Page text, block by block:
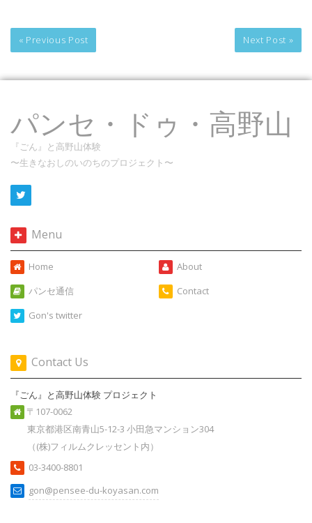
« Previous Post Next Post »
パンセ・ドゥ・高野山
『ごん』と高野山体験
〜生きなおしのいのちのプロジェクト〜
Menu
Home
パンセ通信
Gon's twitter
About
Contact
Contact Us
『ごん』と高野山体験 プロジェクト
〒107-0062
東京都港区南青山5-12-3 小田急マンション304
（(株)フィルムクレッセント内）
03-3400-8801
gon@pensee-du-koyasan.com